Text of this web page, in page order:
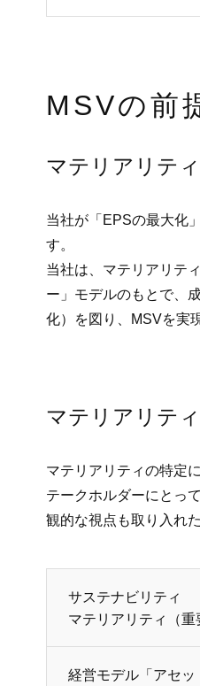
MSVの前
マテリアリテ
当社が「EPSの最大化
す。
当社は、マテリアリテ
ー」モデルのもとで、
化）を図り、MSVを実
マテリアリテ
マテリアリティの特定
テークホルダーにとっ
観的な視点も取り入れ
サステナビリティ
マテリアリティ（重
経営モデル「アセッ